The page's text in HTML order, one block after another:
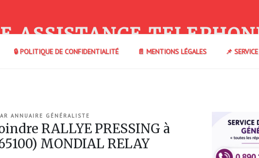
ASSISTANCE
🔒 POLITIQUE DE CONFIDENTIALITÉ 📄 MENTIONS LÉGALES 📌
ANNUAIRE GÉNÉRALISTE
RALLYE PRESSING à
MONDIAL RELAY